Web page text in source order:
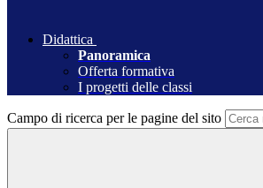
Didattica
Panoramica
Offerta formativa
I progetti delle classi
Campo di ricerca per le pagine del sito